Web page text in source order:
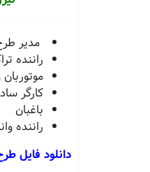
مدیر
راننده
کارگر
باغبان
راننده
دانلود فایل